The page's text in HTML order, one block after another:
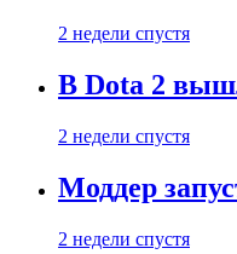
2 недели спустя
В Dota 2
2 недели спустя
Моддер
2 недели спустя